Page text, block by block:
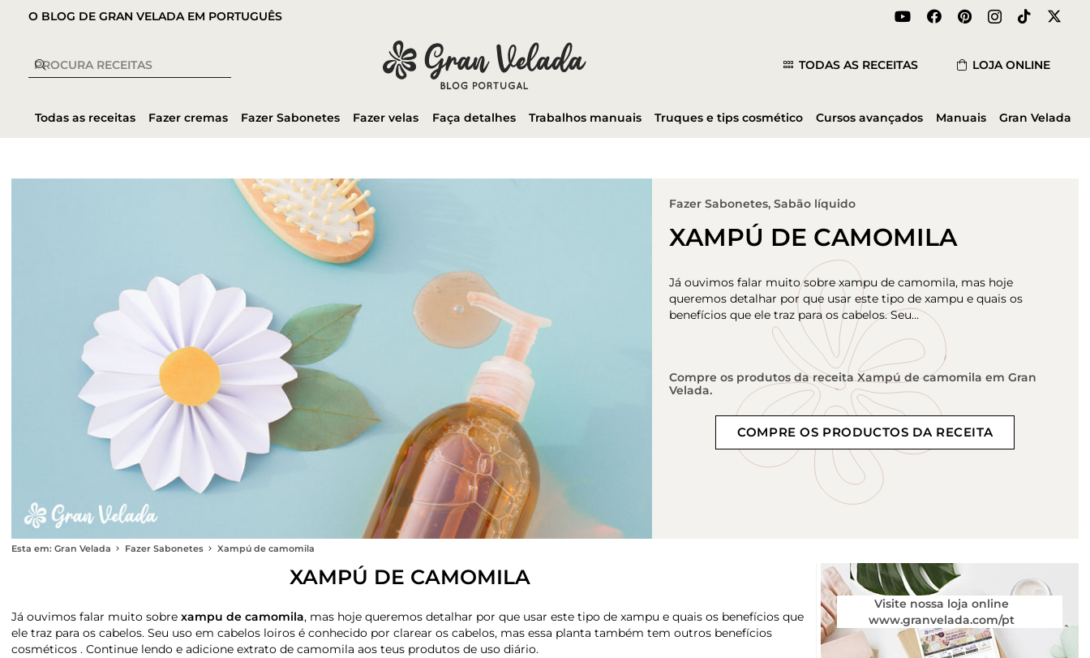
O BLOG DE GRAN VELADA EM PORTUGUÊS
TODAS AS RECEITAS LOJA ONLINE
Todas as receitas Fazer cremas Fazer Sabonetes Fazer velas Faça detalhes Trabalhos manuais Truques e tips cosmético Cursos avançados Manuais Gran Velada
Fazer Sabonetes, Sabão líquido
XAMPÚ DE CAMOMILA
Já ouvimos falar muito sobre xampu de camomila, mas hoje
queremos detalhar por que usar este tipo de xampu e quais os
benefícios que ele traz para os cabelos. Seu…
Compre os produtos da receita Xampú de camomila em Gran
Velada.
COMPRE OS PRODUCTOS DA RECEITA
Esta em: Gran Velada Fazer Sabonetes Xampú de camomila
XAMPÚ DE CAMOMILA
Já ouvimos falar muito sobre xampu de camomila, mas hoje queremos detalhar por que usar este tipo de xampu e quais os benefícios que
ele traz para os cabelos. Seu uso em cabelos loiros é conhecido por clarear os cabelos, mas essa planta também tem outros benefícios
cosméticos . Continue lendo e adicione extrato de camomila aos teus produtos de uso diário.
Visite nossa loja online
www.granvelada.com/pt